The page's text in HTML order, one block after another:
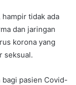
tidak ada
dan jaringan
korona yang
seksual.
bagi pasien Covid-